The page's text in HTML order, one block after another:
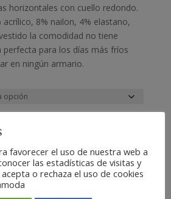
horizontales con cuello redondo.
acrílico, 8% nailon, 4% elastano,
la comodidad no tiene
perfecta para los días más fríos
en ningún armario.
al carrito
deseos
favorecer el uso de nuestra web a
las estadísticas de visitas y
o rechaza el uso de cookies